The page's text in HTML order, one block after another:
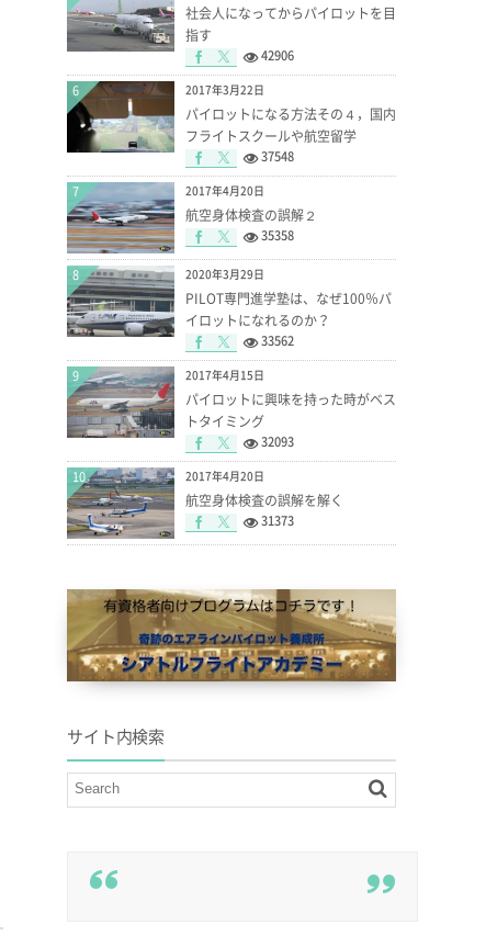
社会人になってからパイロットを目
指す
42906
2017年3月22日
パイロットになる方法その４，国内
フライトスクールや航空留学
37548
6
2017年4月20日
航空身体検査の誤解２
35358
7
2020年3月29日
PILOT専門進学塾は、なぜ100％パ
イロットになれるのか？
33562
8
2017年4月15日
パイロットに興味を持った時がベス
トタイミング
32093
9
2017年4月20日
航空身体検査の誤解を解く
31373
10
サイト内検索